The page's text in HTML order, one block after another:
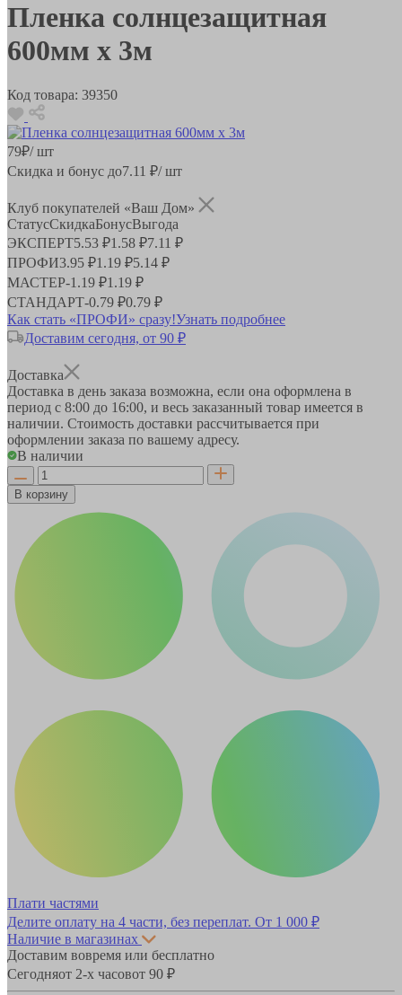
Пленка солнцезащитная
600мм х 3м
Код товара: 39350
79₽/ шт
Скидка и бонус до7.11 ₽/ шт
Клуб покупателей «Ваш Дом»
СтатусСкидкаБонусВыгода
ЭКСПЕРТ5.53 ₽1.58 ₽7.11 ₽
ПРОФИ3.95 ₽1.19 ₽5.14 ₽
МАСТЕР-1.19 ₽1.19 ₽
СТАНДАРТ-0.79 ₽0.79 ₽
Как стать «ПРОФИ» сразу!Узнать подробнее
Доставим сегодня, от 90 ₽
Доставка
Доставка в день заказа возможна, если она оформлена в
период с 8:00 до 16:00, и весь заказанный товар имеется в
наличии. Стоимость доставки рассчитывается при
оформлении заказа по вашему адресу.
В наличии
В корзину
Плати частями
Делите оплату на 4 части, без переплат. От 1 000 ₽
Наличие в магазинах
Доставим вовремя или бесплатно
Сегодняот 2-х часовот 90 ₽